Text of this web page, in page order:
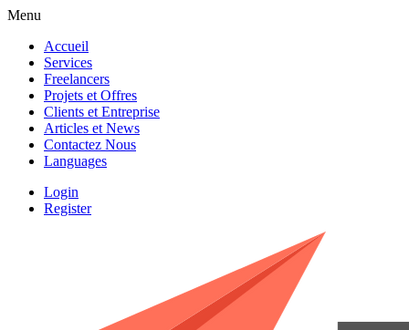
Menu
Accueil
Services
Freelancers
Projets et Offres
Clients et Entreprise
Articles et News
Contactez Nous
Languages
Login
Register